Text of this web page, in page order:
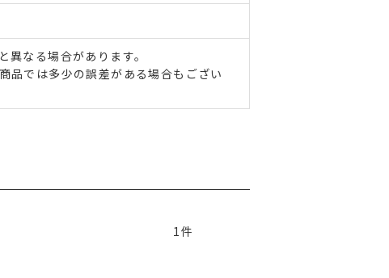
なる場合があります。
品では多少の誤差がある場合もござい
1